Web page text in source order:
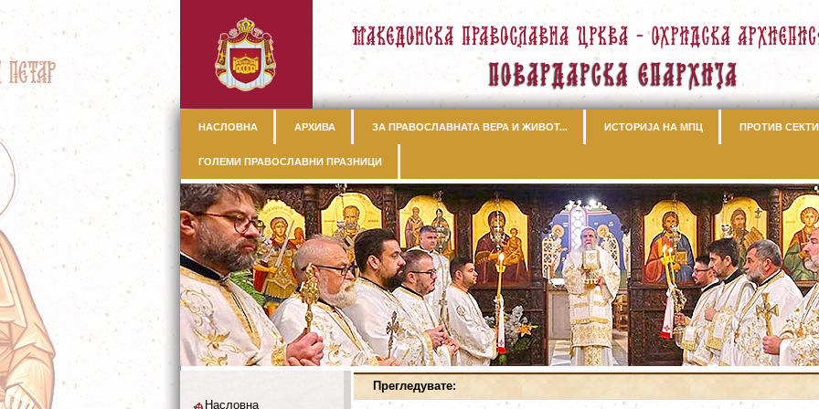
НАСЛОВНА АРХИВА ЗА ПРАВОСЛАВНАТА ВЕРА И ЖИВОТ... ИСТОРИЈА НА МПЦ ПРОТИВ
ГОЛЕМИ ПРАВОСЛАВНИ ПРАЗНИЦИ
Прегледувате:
Насловна